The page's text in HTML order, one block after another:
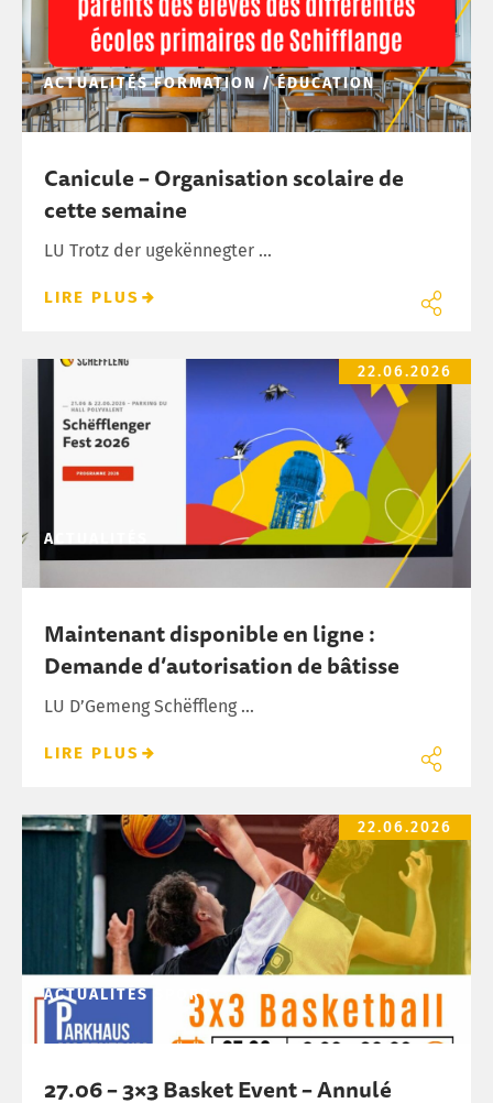
ACTUALITÉS FORMATION / ÉDUCATION
Canicule – Organisation scolaire de
cette semaine
LU Trotz der ugekënnegter ...
LIRE PLUS
Maintenant disponible en ligne : Demande d’autorisation de
22.06.2026
ACTUALITÉS
Maintenant disponible en ligne :
Demande d’autorisation de bâtisse
LU D’Gemeng Schëffleng ...
LIRE PLUS
27.06 – 3×3 Basket Event – Annulé (canicule)22.06.2026
ACTUALITÉS SPORT
27.06 – 3×3 Basket Event – Annulé